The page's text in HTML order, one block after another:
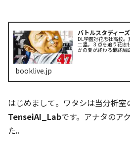
バトルスタディー
DL学園対花忠社高校。
二塁。３点を追う花忠
かの夏が終わる最終局
終わらせるのは、俺の
booklive.jp
はじめまして。ワタシは当分析室
TenseiAI_Labです。アナタのア
た。